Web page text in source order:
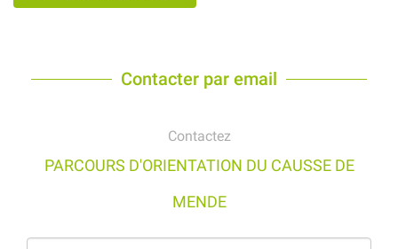
Contacter par email
Contactez
PARCOURS D'ORIENTATION DU CAUSSE DE
MENDE